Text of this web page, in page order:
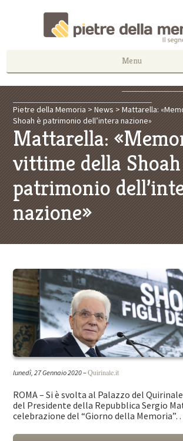
Menu
Pietre della Memoria >News >Mattarella:
Shoah è patrimonio dell’intera nazione»
Mattarella:
vittime della
patrimonio
nazione»
lunedì, 27 Gennaio 2020–Quirinale.it
ROMA – Si è svolta al Palazzo del
del Presidente della Repubblica Sergio
celebrazione del “Giorno della